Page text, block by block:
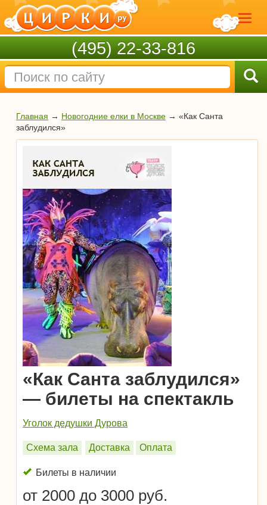
(495) 22-33-816
Главная → Новогодние елки в Москве → «Как Санта
заблудился»
«Как Санта заблудился»
— билеты на спектакль
Уголок дедушки Дурова
Схема зала Доставка Оплата
Билеты в наличии
от 2000 до 3000 руб.